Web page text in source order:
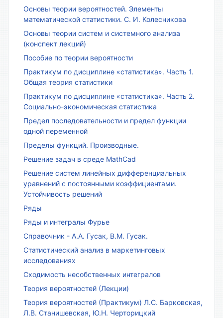
Основы теории вероятностей. Элементы
математической статистики. С. И. Колесникова
Основы теории систем и системного анализа
(конспект лекций)
Пособие по теории вероятности
Практикум по дисциплине «статистика». Часть 1.
Общая теория статистики
Практикум по дисциплине «статистика». Часть 2.
Социально-экономическая статистика
Предел последовательности и предел функции
одной переменной
Пределы функций. Производные.
Решение задач в среде MathCad
Решение систем линейных дифференциальных
уравнений с постоянными коэффициентами.
Устойчивость решений
Ряды
Ряды и интегралы Фурье
Справочник - А.А. Гусак, В.М. Гусак.
Статистический анализ в маркетинговых
исследованиях
Сходимость несобственных интегралов
Теория вероятностей (Лекции)
Теория вероятностей (Практикум) Л.С. Барковская,
Л.В. Станишевская, Ю.Н. Черторицкий